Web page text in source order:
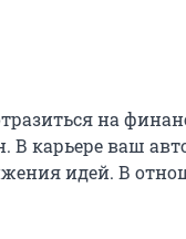
на
В карьере ваш
идей. В